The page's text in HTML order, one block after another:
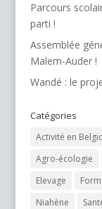
Parcours
parti !
Assemblée
Malem-Auder !
Wandé : le
Catégories
Activité en
Agro-écologie
Elevage
Niahène